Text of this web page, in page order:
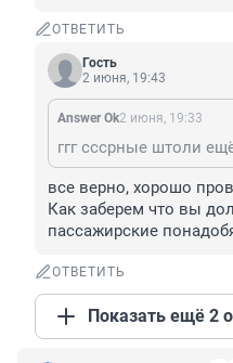
ОТВЕТИТЬ
Гость
2 июня, 19:43
Answer Ok2 июня, 19:33
все верно, хорошо
Как заберем что вы
пассажирские
ОТВЕТИТЬ
Показать ещё 2